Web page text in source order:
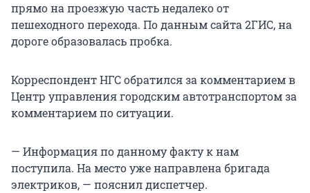
прямо на проезжую часть недалеко от
пешеходного перехода. По данным сайта 2ГИС, на
дороге образовалась пробка.
Корреспондент НГС обратился за комментарием в
Центр управления городским автотранспортом за
комментарием по ситуации.
— Информация по данному факту к нам
поступила. На место уже направлена бригада
электриков, — пояснил диспетчер.